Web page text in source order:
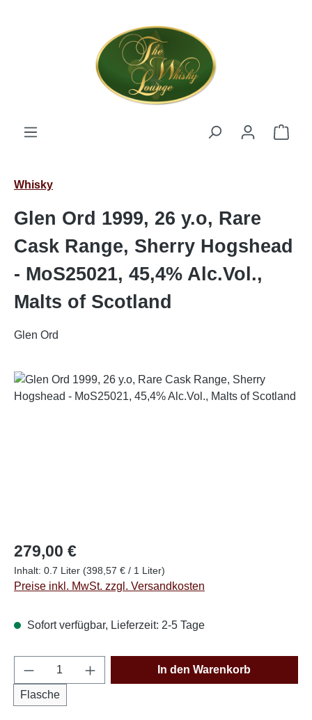
Whisky
Glen Ord 1999, 26 y.o, Rare
Cask Range, Sherry Hogshead
- MoS25021, 45,4% Alc.Vol.,
Malts of Scotland
Glen Ord
Bildergalerie überspringen
Regulärer Preis:
279,00 €
Inhalt: 0.7 Liter (398,57 € / 1 Liter)
Preise inkl. MwSt. zzgl. Versandkosten
Sofort verfügbar, Lieferzeit: 2-5 Tage
Produkt Anzahl: Gib den gewünschten
Flasche
In den Warenkorb